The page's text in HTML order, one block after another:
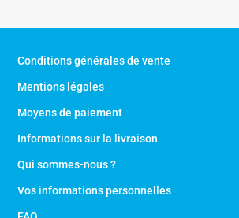
Conditions générales de vente
Mentions légales
Moyens de paiement
Informations sur la livraison
Qui sommes-nous ?
Vos informations personnelles